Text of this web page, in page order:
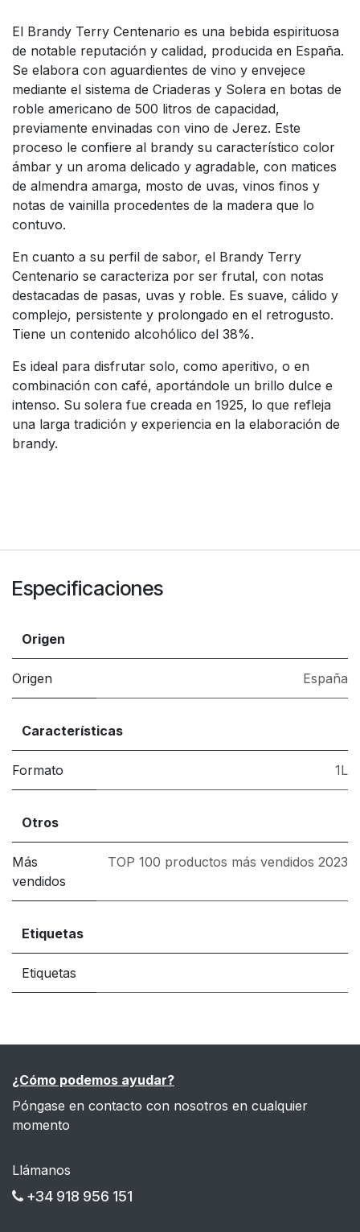
El Brandy Terry Centenario es una bebida espirituosa
de notable reputación y calidad, producida en España.
Se elabora con aguardientes de vino y envejece
mediante el sistema de Criaderas y Solera en botas de
roble americano de 500 litros de capacidad,
previamente envinadas con vino de Jerez. Este
proceso le confiere al brandy su característico color
ámbar y un aroma delicado y agradable, con matices
de almendra amarga, mosto de uvas, vinos finos y
notas de vainilla procedentes de la madera que lo
contuvo.
En cuanto a su perfil de sabor, el Brandy Terry
Centenario se caracteriza por ser frutal, con notas
destacadas de pasas, uvas y roble. Es suave, cálido y
complejo, persistente y prolongado en el retrogusto.
Tiene un contenido alcohólico del 38%.
Es ideal para disfrutar solo, como aperitivo, o en
combinación con café, aportándole un brillo dulce e
intenso. Su solera fue creada en 1925, lo que refleja
una larga tradición y experiencia en la elaboración de
brandy.
Especificaciones
Origen
Origen España
Características
Formato 1L
Otros
Más
vendidos
TOP 100 productos más vendidos 2023
Etiquetas
Etiquetas
¿Cómo podemos ayudar?
Póngase en contacto con nosotros en cualquier
momento
Llámanos
+34 918 956 151